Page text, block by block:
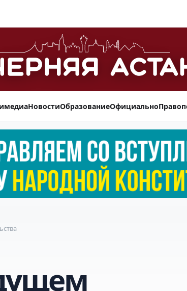
НовостиОбразованиеОфициально